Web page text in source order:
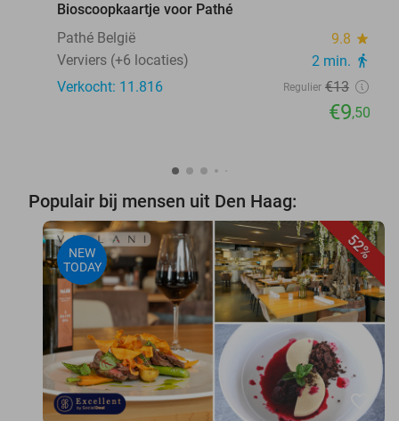
Bioscoopkaartje voor Pathé
Pathé België
9.8 star
Verviers (+6 locaties) 2 min. directions_walk
Verkocht: 11.816 Regulier €13
€9,50
Populair bij mensen uit Den Haag:
52%
NEW
TODAY